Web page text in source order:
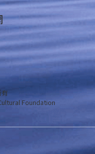
Foundation